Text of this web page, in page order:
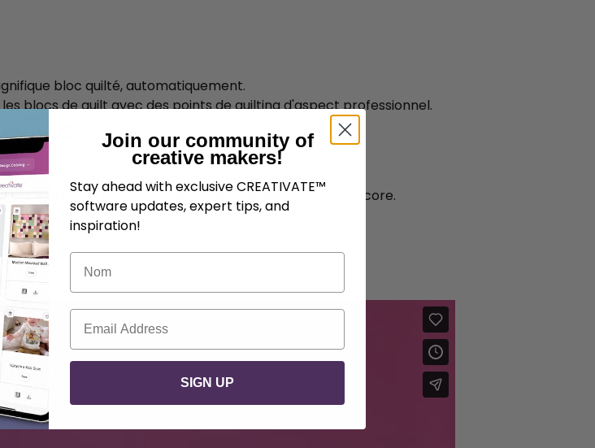
bloc quilté, automatiquement.
blocs de quilt avec des points de quilting d'aspect professionnel.
:
en quelques clics.
et insérez un motif de embroidery .
que
Stipple, Echo, Crosshatch, Diamond, et plus encore.
pour des résultats parfaits dans le cercle.
et bien plus encore.
Join our community of
creative makers!
Stay ahead with exclusive CREATIVATE™
software updates, expert tips, and
inspiration!
Nom
Courriel
SIGN UP